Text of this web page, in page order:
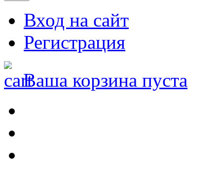
Вход на сайт
Регистрация
Ваша корзина пуста